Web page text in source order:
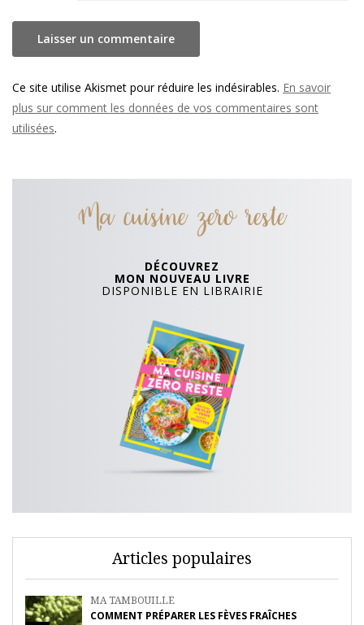
Ce site utilise Akismet pour réduire les indésirables. En savoir
plus sur comment les données de vos commentaires sont
utilisées.
Ma cuisine zero reste
DÉCOUVREZ
MON NOUVEAU LIVRE
DISPONIBLE EN LIBRAIRIE
Articles populaires
MA TAMBOUILLE
COMMENT PRÉPARER LES FÈVES FRAÎCHES